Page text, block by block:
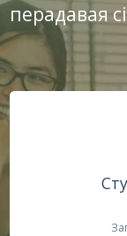
перадавая